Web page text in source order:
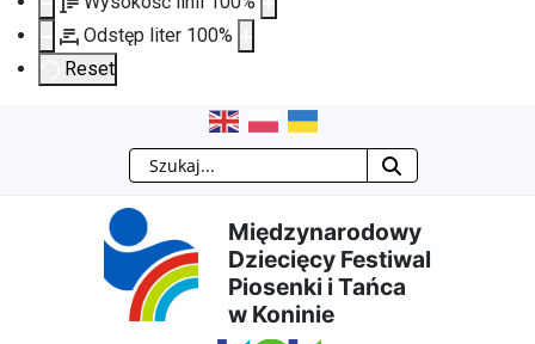
Odstęp liter 100%
Reset
Przejdź
treści
głównej
Przejdź
menu
nawigacyjnego
Przejdź
wyszukiwarki
Przejdź
mapy
strony
Szukaj
Międzynarodowy
Dziecięcy Festiwal
Piosenki i Tańca
w Koninie